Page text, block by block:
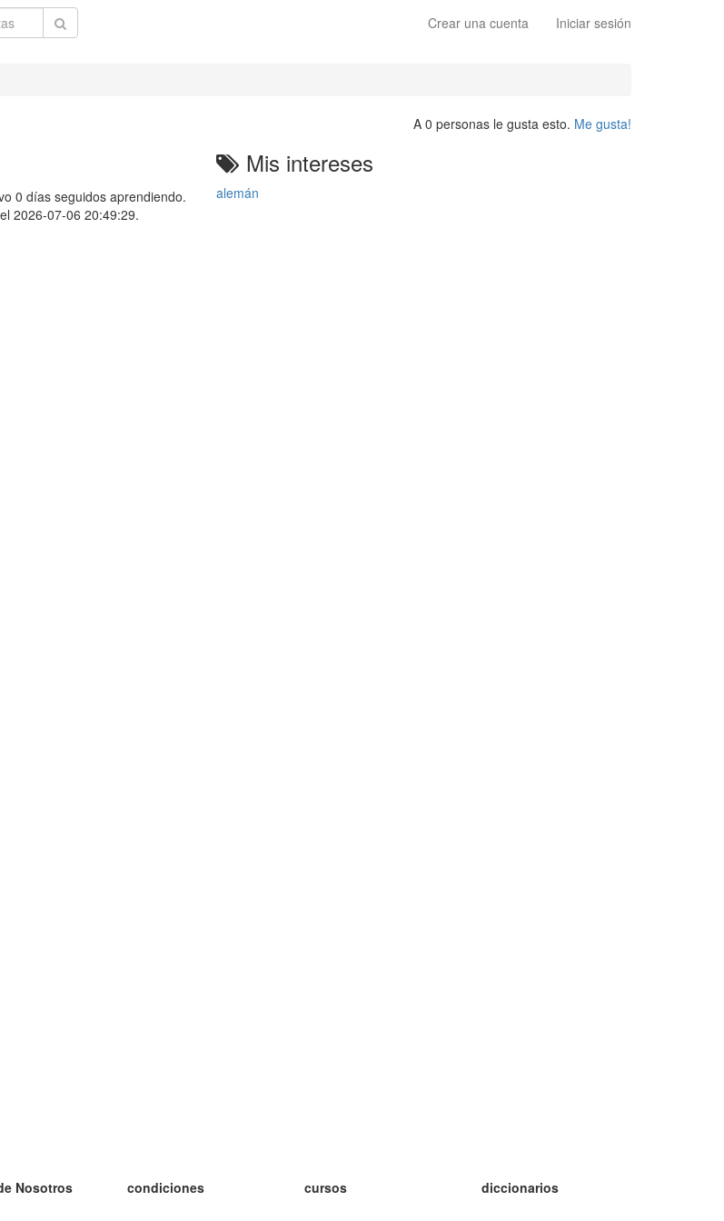
Crear una cuenta Iniciar sesión
A 0 personas le gusta esto. Me gusta!
0 días seguidos aprendiendo.
2026-07-06 20:49:29.
Mis intereses
alemán
Nosotros
condiciones
cursos
diccionarios